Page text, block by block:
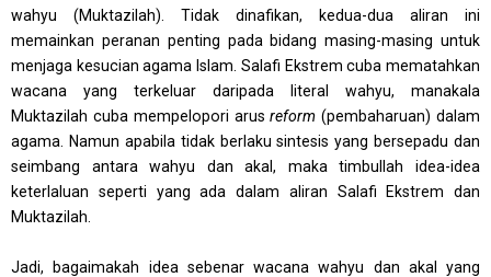
wahyu (Muktazilah). Tidak dinafikan, kedua-dua aliran ini
memainkan peranan penting pada bidang masing-masing untuk
menjaga kesucian agama Islam. Salafi Ekstrem cuba mematahkan
wacana yang terkeluar daripada literal wahyu, manakala
Muktazilah cuba mempelopori arusreform (pembaharuan) dalam
agama. Namun apabila tidak berlaku sintesis yang bersepadu dan
seimbang antara wahyu dan akal, maka timbullah idea-idea
keterlaluan seperti yang ada dalam aliran Salafi Ekstrem dan
Muktazilah.
Jadi, bagaimakah idea sebenar wacana wahyu dan akal yang